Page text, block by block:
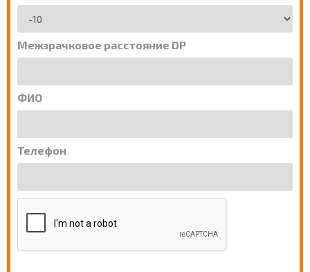
Межзрачковое расстояние DP
ФИО
Телефон